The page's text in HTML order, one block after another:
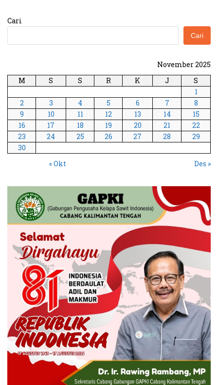
Cari
Cari
November 2025
M
S S R K J
S
1
2
3 4 5 6 7
8
9
10 11 12 13 14
15
16
17 18 19 20 21
22
23
24 25 26 27 28
29
30
« Okt
Des »